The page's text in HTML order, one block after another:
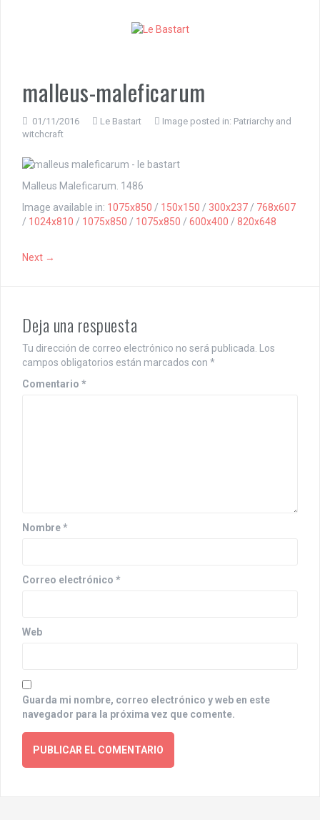
malleus-maleficarum
01/11/2016 Le Bastart Image posted in: Patriarchy and
witchcraft
Malleus Maleficarum. 1486
Image available in: 1075x850 / 150x150 / 300x237 / 768x607
/ 1024x810 / 1075x850 / 1075x850 / 600x400 / 820x648
Next →
Deja una respuesta
Tu dirección de correo electrónico no será publicada. Los
campos obligatorios están marcados con *
Comentario *
Nombre*
Correo electrónico *
Web
Guarda mi nombre, correo electrónico y web en este
navegador para la próxima vez que comente.